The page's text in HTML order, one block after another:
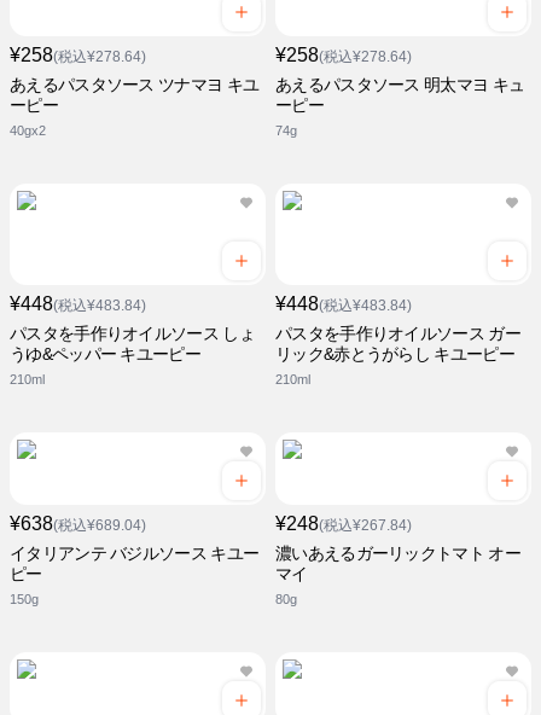
¥258(税込¥278.64)
あえるパスタソース ツナマヨ キユ
ーピー
40gx2
¥258(税込¥278.64)
あえるパスタソース 明太マヨ キュ
ーピー
74g
¥448(税込¥483.84)
パスタを手作りオイルソース しょ
うゆ&ペッパー キユーピー
210ml
¥448(税込¥483.84)
パスタを手作りオイルソース ガー
リック&赤とうがらし キユーピー
210ml
¥638(税込¥689.04)
イタリアンテ バジルソース キユー
ピー
150g
¥248(税込¥267.84)
濃いあえるガーリックトマト オー
マイ
80g